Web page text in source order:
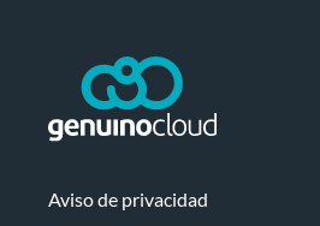
Aviso de privacidad